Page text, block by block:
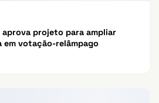
aprova projeto para ampliar
votação-relâmpago